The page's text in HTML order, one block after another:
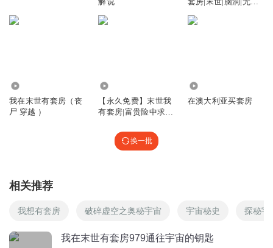
我在末世有套房（丧
尸 穿越 ）
【永久免费】末世我
有套房|富贵险中求|
在澳大利亚买套房
换一批
相关推荐
我想有套房 破碎虚空之奥秘宇宙 宇宙秘史 探秘宇
我在末世有套房979通往宇宙的钥匙